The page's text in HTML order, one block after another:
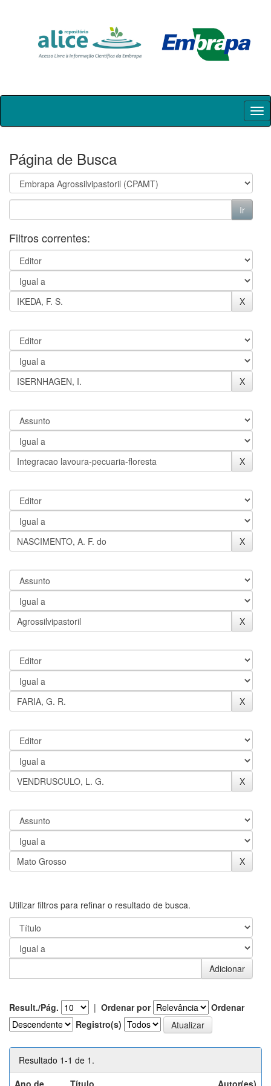
Skip
Página de Busca
Filtros correntes:
Utilizar filtros para refinar o resultado de busca.
Result./Pág. | Ordenar por
Ordenar
Registro(s)
Resultado 1-1 de 1.
Ano de
Título Autor(es)